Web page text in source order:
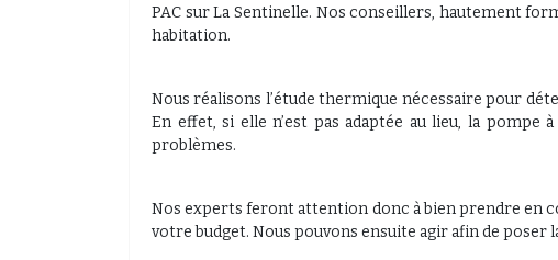
PAC sur La Sentinelle. Nos conseillers, hautement
habitation.
Nous réalisons l’étude thermique nécessaire pour
En effet, si elle n’est pas adaptée au lieu, la
problèmes.
Nos experts feront attention donc à bien prendre en
votre budget. Nous pouvons ensuite agir afin de poser